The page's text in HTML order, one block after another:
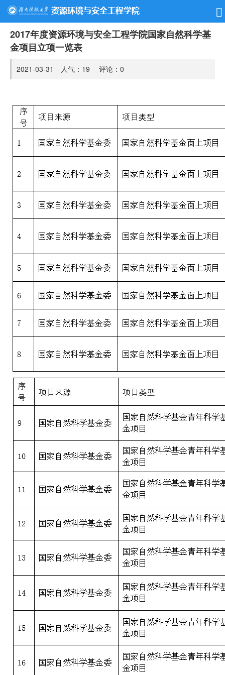
2017年度资源环境与安全工程学院国家自然科学基
金项目立项一览表
2021-03-31 人气： 19 评论： 0